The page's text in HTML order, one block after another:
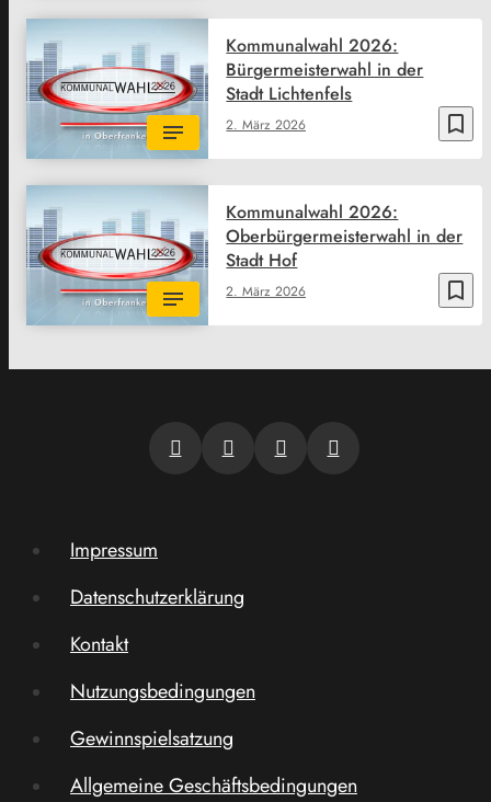
bookmark_border
2. März 2026
Kommunalwahl 2026:
Bürgermeisterwahl in der
Stadt Lichtenfels
bookmark_border
2. März 2026
Kommunalwahl 2026:
Oberbürgermeisterwahl in der
Stadt Hof
Impressum
Datenschutzerklärung
Kontakt
Nutzungsbedingungen
Gewinnspielsatzung
Allgemeine Geschäftsbedingungen